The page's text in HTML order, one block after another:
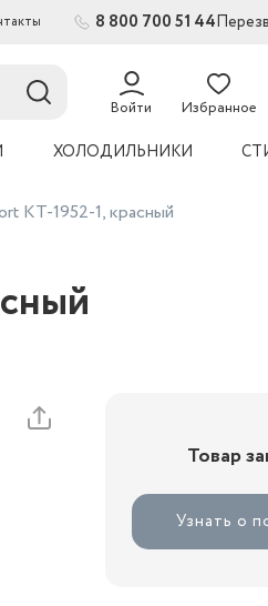
8 800 700 51 44
Войти Избранное
ХОЛОДИЛЬНИКИ
КТ-1952-1, красный
Товар
Узнать о